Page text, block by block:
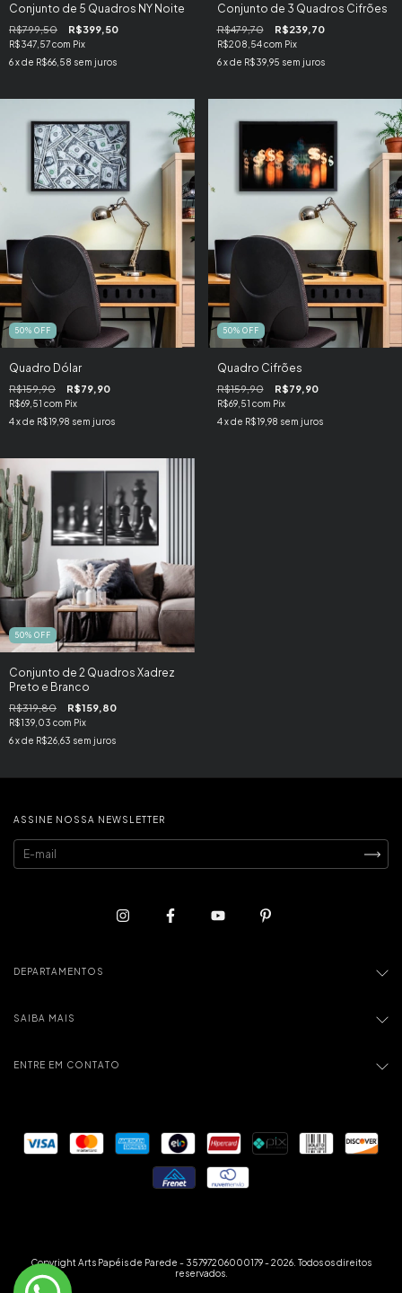
Conjunto de 5 Quadros NY Noite
R$799,50 R$399,50
R$347,57com Pix
6x de R$66,58 sem juros
Conjunto de 3 Quadros Cifrões
R$479,70 R$239,70
R$208,54com Pix
6 x de R$39,95 sem juros
50% OFF
Quadro Dólar
R$159,90 R$79,90
R$69,51 com Pix
4x de R$19,98 sem juros
50% OFF
Quadro Cifrões
R$159,90 R$79,90
R$69,51 com Pix
4 x de R$19,98 sem juros
50% OFF
Conjunto de 2 Quadros Xadrez
Preto e Branco
R$319,80 R$159,80
R$139,03 com Pix
6x de R$26,63 sem juros
ASSINE NOSSA NEWSLETTER
DEPARTAMENTOS
SAIBA MAIS
ENTRE EM CONTATO
Copyright Arts Papéis de Parede - 35797206000179 - 2026. Todos os direitos
reservados.